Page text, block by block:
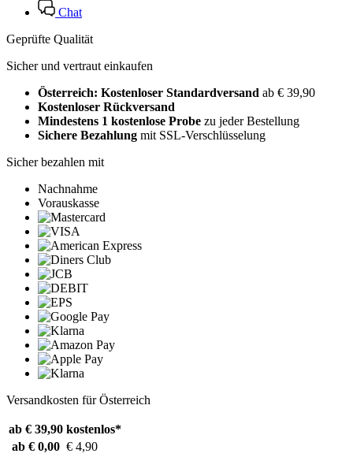
Chat
Geprüfte Qualität
Sicher und vertraut einkaufen
Österreich: Kostenloser Standardversand ab € 39,90
Kostenloser Rückversand
Mindestens 1 kostenlose Probe zu jeder Bestellung
Sichere Bezahlung mit SSL-Verschlüsselung
Sicher bezahlen mit
Nachnahme
Vorauskasse
Versandkosten für Österreich
ab € 39,90 kostenlos*
ab € 0,00 € 4,90